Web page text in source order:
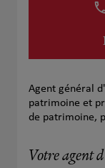
Agent général
patrimoine et
de patrimoine,
Votre agent